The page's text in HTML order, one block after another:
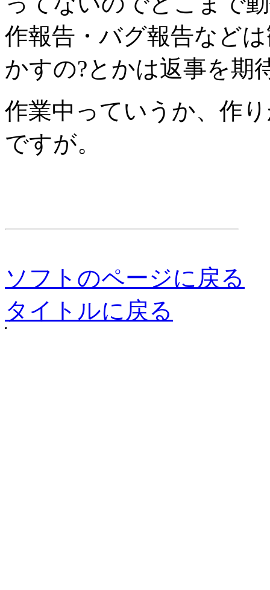
作報告・バグ報告など
かすの?とかは返事を期
作業中っていうか、作
ですが。
ソフトのページに戻る
タイトルに戻る